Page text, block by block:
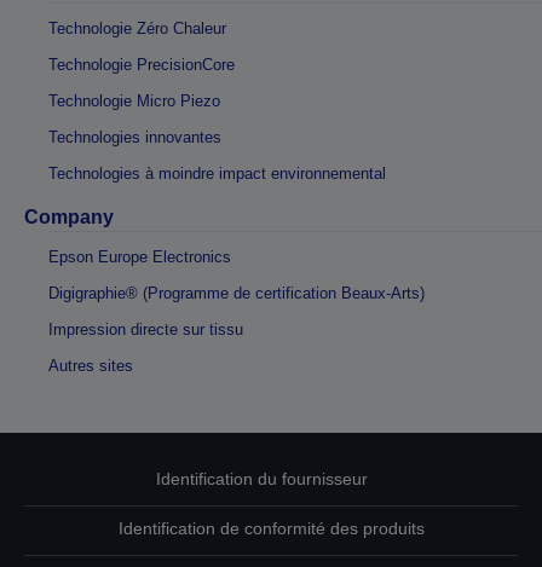
Technologie Zéro Chaleur
Technologie PrecisionCore
Technologie Micro Piezo
Technologies innovantes
Technologies à moindre impact environnemental
Company
Epson Europe Electronics
Digigraphie® (Programme de certification Beaux-Arts)
Impression directe sur tissu
Autres sites
Identification du fournisseur
Identification de conformité des produits